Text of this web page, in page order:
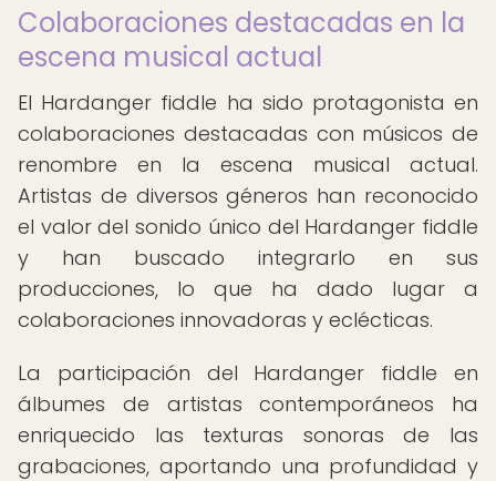
Colaboraciones destacadas en la
escena musical actual
El Hardanger fiddle ha sido protagonista en
colaboraciones destacadas con músicos de
renombre en la escena musical actual.
Artistas de diversos géneros han reconocido
el valor del sonido único del Hardanger fiddle
y han buscado integrarlo en sus
producciones, lo que ha dado lugar a
colaboraciones innovadoras y eclécticas.
La participación del Hardanger fiddle en
álbumes de artistas contemporáneos ha
enriquecido las texturas sonoras de las
grabaciones, aportando una profundidad y